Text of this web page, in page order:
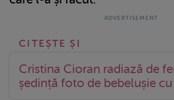
Cristina Cioran radiază de
ședință foto de bebelușie